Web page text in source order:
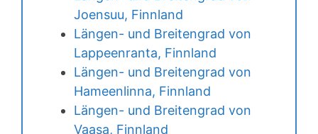
Joensuu, Finnland
Längen- und Breitengrad von
Lappeenranta, Finnland
Längen- und Breitengrad von
Hameenlinna, Finnland
Längen- und Breitengrad von
Vaasa, Finnland